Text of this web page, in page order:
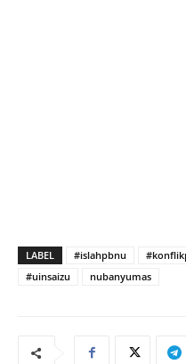
LABEL #islahpbnu
#uinsaizu
nubanyumas